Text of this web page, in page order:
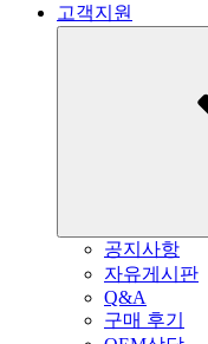
고객지원
공지사항
자유게시판
Q&A
구매 후기